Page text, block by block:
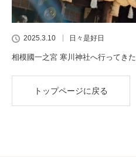
2025.3.10 日々是好日
相模國一之宮 寒川神社へ行ってきた
トップページに戻る